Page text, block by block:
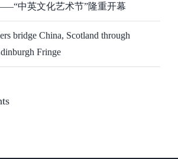
中英文化艺术节”隆重开幕
bridge China, Scotland through
Fringe